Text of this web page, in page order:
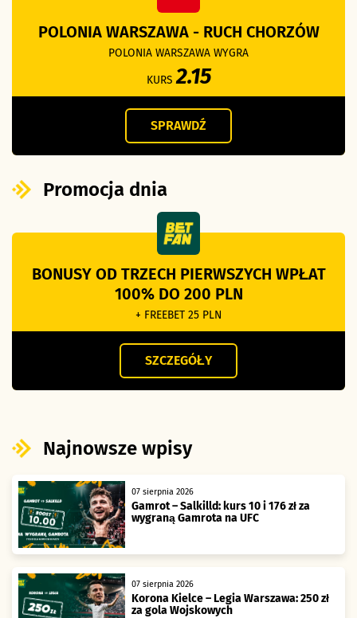
POLONIA WARSZAWA - RUCH CHORZÓW
POLONIA WARSZAWA WYGRA
KURS2.15
SPRAWDŹ
Promocja dnia
BONUSY OD TRZECH PIERWSZYCH WPŁAT
100% DO 200 PLN
+ FREEBET 25 PLN
SZCZEGÓŁY
Najnowsze wpisy
07 sierpnia 2026
Gamrot – Salkilld: kurs 10 i 176 zł za
wygraną Gamrota na UFC
07 sierpnia 2026
Korona Kielce – Legia Warszawa: 250 zł
za gola Wojskowych